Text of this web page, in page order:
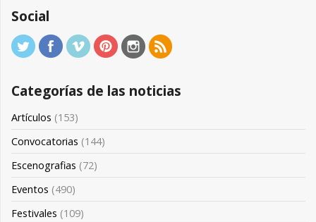
Social
Categorías de las noticias
Artículos (153)
Convocatorias (144)
Escenografias (72)
Eventos (490)
Festivales (109)